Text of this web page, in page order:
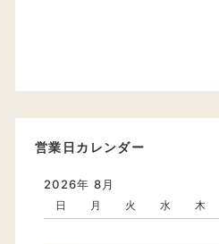
営業日カレンダー
2026年 8月
日 月 火 水 木